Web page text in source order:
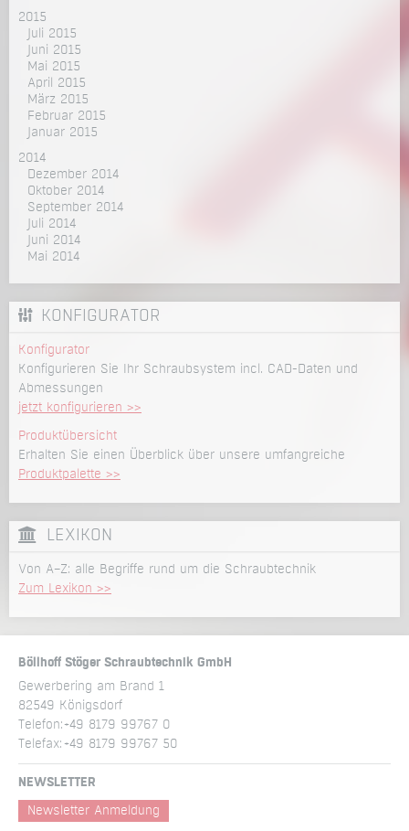
2015
Juli 2015
Juni 2015
Mai 2015
April 2015
März 2015
Februar 2015
Januar 2015
2014
Dezember 2014
Oktober 2014
September 2014
Juli 2014
Juni 2014
Mai 2014
KONFIGURATOR
Konfigurator
Konfigurieren Sie Ihr Schraubsystem incl. CAD-Daten und
Abmessungen
jetzt konfigurieren >>
Produktübersicht
Erhalten Sie einen Überblick über unsere umfangreiche
Produktpalette >>
LEXIKON
Von A–Z: alle Begriffe rund um die Schraubtechnik
Zum Lexikon >>
Böllhoff Stöger Schraubtechnik GmbH
Gewerbering am Brand 1
82549 Königsdorf
Telefon:+49 8179 99767 0
Telefax:+49 8179 99767 50
NEWSLETTER
Newsletter Anmeldung